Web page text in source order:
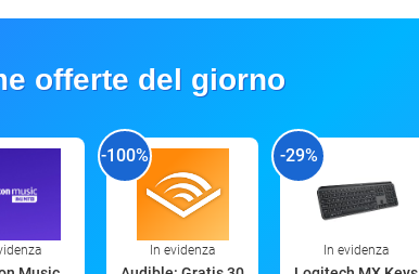
offerte del giorno
-100%
In evidenza
-29%
In evidenza